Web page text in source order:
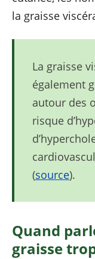
la graisse
La graisse
également
autour des
risque
(source).
Quand
graisse